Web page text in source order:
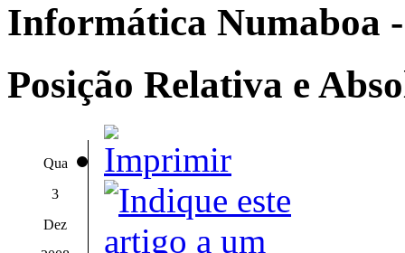
Informática Numaboa
Posição Relativa e
Qua
3
Dez